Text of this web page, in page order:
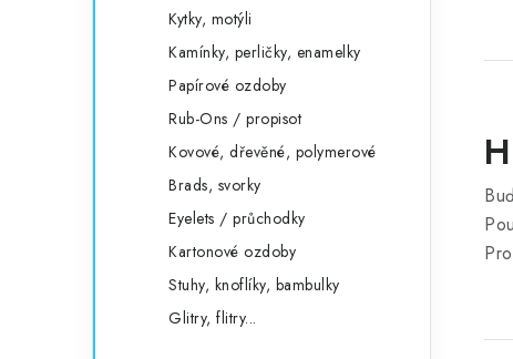
Kytky, motýli
Kamínky, perličky, enamelky
Papírové ozdoby
Rub-Ons / propisot
Kovové, dřevěné, polymerové
Brads, svorky
Eyelets / průchodky
Kartonové ozdoby
Stuhy, knoflíky, bambulky
Glitry, flitry...